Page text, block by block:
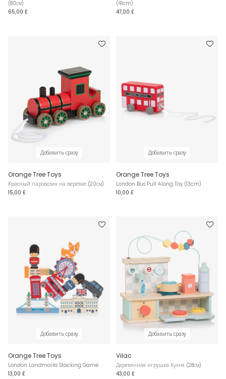
(80см)
65,00 £
(41cm)
47,00 £
Добавить сразу
Orange Tree Toys
Красный паровозик на веревке (20см)
15,00 £
Добавить сразу
Orange Tree Toys
London Bus Pull Along Toy (13cm)
10,00 £
Добавить сразу
Orange Tree Toys
London Landmarks Stacking Game
13,00 £
Добавить сразу
Vilac
Деревянная игрушка Кухня (28см)
43,00 £